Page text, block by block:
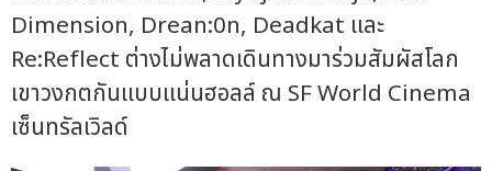
Dimension, Drean:0n, Deadkat และ
Re:Reflect ต่างไม่พลาดเดินทางมาร่วมสัมผัสโลก
เขาวงกตกันแบบแน่นฮอลล์ ณ SF World Cinema
เซ็นทรัลเวิลด์